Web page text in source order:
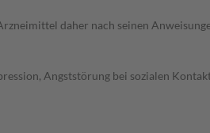
daher nach seinen
Angststörung bei sozialen